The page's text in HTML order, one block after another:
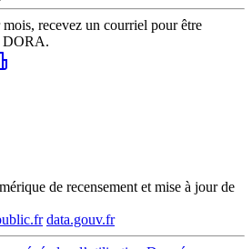
recevez un courriel pour être
DORA.
de recensement et mise à jour de
data.gouv.fr